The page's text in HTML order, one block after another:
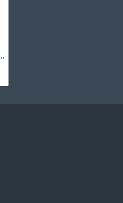
Minolta 1710-5670-99